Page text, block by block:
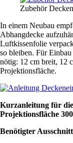
Zubehör
In einem Neubau
Abhangdecke
Luftkissenfolie
so bleiben. Für
nötig: 12 cm breit, 12
Projektionsfläche.
Kurzanleitung für
Projektionsfläche
Benötigter